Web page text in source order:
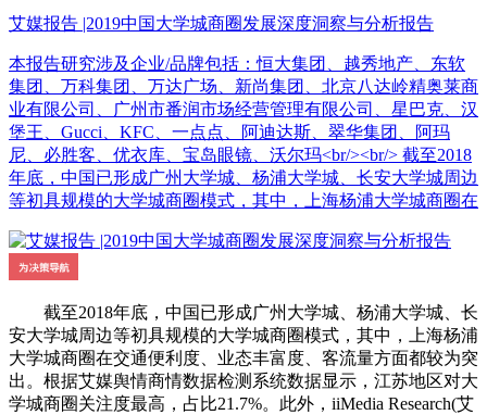
艾媒报告 |2019中国大学城商圈发展深度洞察与分析报告
本报告研究涉及企业/品牌包括：恒大集团、越秀地产、东软
集团、万科集团、万达广场、新尚集团、北京八达岭精奥莱商
业有限公司、广州市番润市场经营管理有限公司、星巴克、汉
堡王、Gucci、KFC、一点点、阿迪达斯、翠华集团、阿玛
尼、必胜客、优衣库、宝岛眼镜、沃尔玛<br/><br/> 截至2018
年底，中国已形成广州大学城、杨浦大学城、长安大学城周边
等初具规模的大学城商圈模式，其中，上海杨浦大学城商圈在
截至2018年底，中国已形成广州大学城、杨浦大学城、长
安大学城周边等初具规模的大学城商圈模式，其中，上海杨浦
大学城商圈在交通便利度、业态丰富度、客流量方面都较为突
出。根据艾媒舆情商情数据检测系统数据显示，江苏地区对大
学城商圈关注度最高，占比21.7%。此外，iiMedia Research(艾